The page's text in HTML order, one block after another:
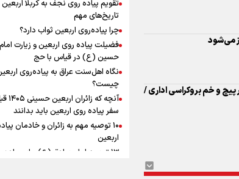
می‌شود
و خم بروکراسی اداری /
ماندگار شد
افزوده چقدر است؟
اینفوبرنا/ سقف معافیت مالیاتی
حقوق کارکنان دولت و
در بودجه ۱۴۰۵ چقدر است؟
تاریخ‌های مهم
چرا پیاده‌روی اربعین ثواب دارد؟
فضیلت پیاده روی اربعین و زیارت امام
حسین (ع) در قیاس با حج
نگاه اهل‌سنت عراق به پیاده‌روی
چیست؟
آنچه که
سفر پیاده روی اربعین باید بدانند
۱۰ توصیه مهم به زائران و خادمان
اربعین
۱۳ توصیه امام صادق (ع) برای